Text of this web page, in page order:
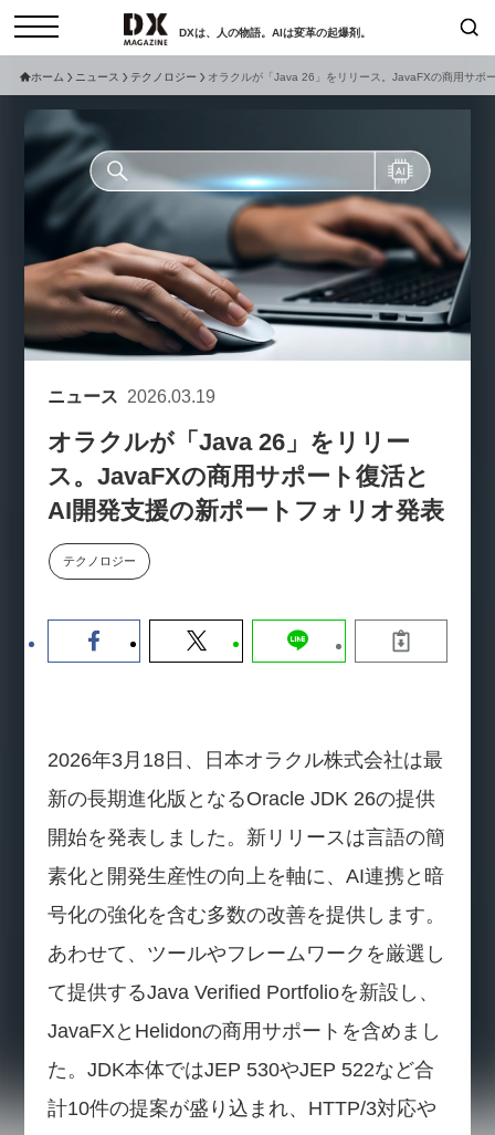
DXは、人の物語。AIは変革の起爆剤。
セミナー ニュース
サービスメニュー 日本オムニチャネル協会
トップページ
特集
動画
サイトマップ
お問い合わせ
個人情報保護法について
採用情報
現在開催予定のセミナー
セミナー
非公開: 【8/6開催】AIエージェン
ト時代、日本企業は何から始める
新潮流から学ぶ〜
セミナー
【8/12開催】「イノベーションを
数値化する」～投資される事業の
ホーム ニュース テクノロジー オラクルが「Java 26」をリリース。JavaFXの商用サポ
ニュース 2026.03.19
オラクルが「Java 26」をリリー
ス。JavaFXの商用サポート復活と
AI開発支援の新ポートフォリオ発表
テクノロジー
2026年3月18日、日本オラクル株式会社は最
新の長期進化版となるOracle JDK 26の提供
開始を発表しました。新リリースは言語の簡
素化と開発生産性の向上を軸に、AI連携と暗
号化の強化を含む多数の改善を提供します。
あわせて、ツールやフレームワークを厳選し
て提供するJava Verified Portfolioを新設し、
JavaFXとHelidonの商用サポートを含めまし
た。JDK本体ではJEP 530やJEP 522など合
計10件の提案が盛り込まれ、HTTP/3対応や